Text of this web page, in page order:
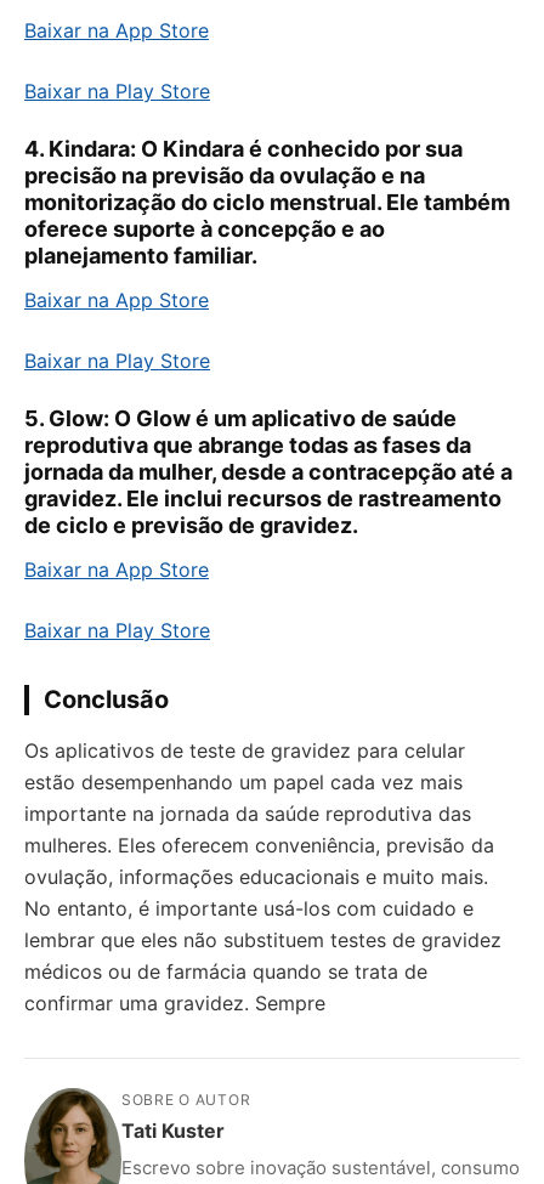
Baixar na App Store
Baixar na Play Store
4. Kindara: O Kindara é conhecido por sua
precisão na previsão da ovulação e na
monitorização do ciclo menstrual. Ele também
oferece suporte à concepção e ao
planejamento familiar.
Baixar na App Store
Baixar na Play Store
5. Glow: O Glow é um aplicativo de saúde
reprodutiva que abrange todas as fases da
jornada da mulher, desde a contracepção até a
gravidez. Ele inclui recursos de rastreamento
de ciclo e previsão de gravidez.
Baixar na App Store
Baixar na Play Store
Conclusão
Os aplicativos de teste de gravidez para celular
estão desempenhando um papel cada vez mais
importante na jornada da saúde reprodutiva das
mulheres. Eles oferecem conveniência, previsão da
ovulação, informações educacionais e muito mais.
No entanto, é importante usá-los com cuidado e
lembrar que eles não substituem testes de gravidez
médicos ou de farmácia quando se trata de
confirmar uma gravidez. Sempre
SOBRE O AUTOR
Tati Kuster
Escrevo sobre inovação sustentável, consumo